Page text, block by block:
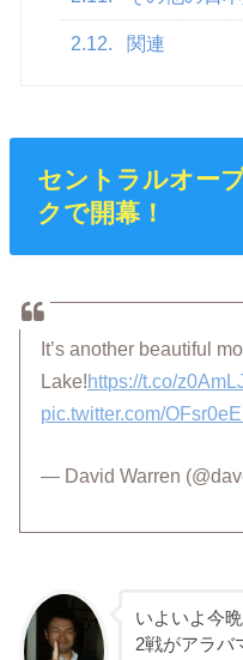
2.12. 関連
セントラルオー
クで開幕！
It’s another beautiful
Lake!https://t.co/
pic.twitter.com/
— David Warren
いよいよ今
2戦がアラバ